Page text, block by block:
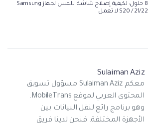
8 حلول: لكيفية إصلاح شاشة اللمس لجهاز Samsung
S20 / 21/22 لا تعمل
Sulaiman Aziz
معكم Sulaiman Aziz مسؤول تسويق
المحتوى العربي لموقع MobileTrans.
وهو برنامج رائع لنقل البيانات بين
الأجهزة المختلفة. فنحن لدينا فريق